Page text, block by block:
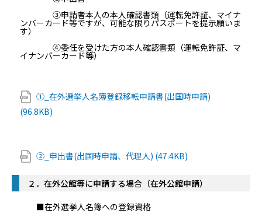
③申請者本人の本人確認書類（運転免許証、マイナ
ンバーカード等ですが、可能な限りパスポートを提示願いま
す）
④委任を受けた方の本人確認書類（運転免許証、マ
イナンバーカード等）
①_在外選挙人名簿登録移転申請書(出国時申請)
(96.8KB)
②_申出書(出国時申請、代理人) (47.4KB)
２．在外公館等に申請する場合（在外公館申請）
■在外選挙人名簿への登録資格